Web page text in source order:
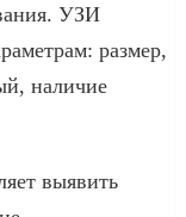
УЗИ
размер,
наличие
выявить